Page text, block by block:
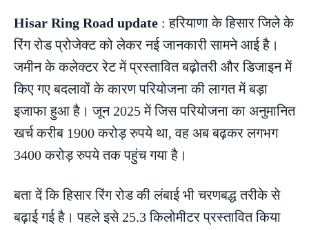
Hisar Ring Road update : हरियाणा के हिसार जिले के
रिंग रोड प्रोजेक्ट को लेकर नई जानकारी सामने आई है।
जमीन के कलेक्टर रेट में प्रस्तावित बढ़ोतरी और डिजाइन में
किए गए बदलावों के कारण परियोजना की लागत में बड़ा
इजाफा हुआ है। जून 2025 में जिस परियोजना का अनुमानित
खर्च करीब 1900 करोड़ रुपये था, वह अब बढ़कर लगभग
3400 करोड़ रुपये तक पहुंच गया है।
बता दें कि हिसार रिंग रोड की लंबाई भी चरणबद्ध तरीके से
बढ़ाई गई है। पहले इसे 25.3 किलोमीटर प्रस्तावित किया